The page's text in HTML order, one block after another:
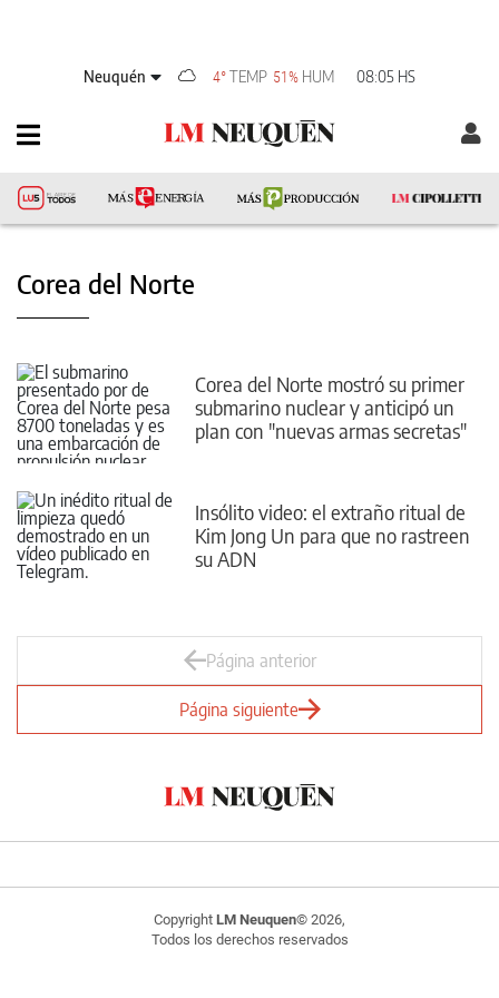
Neuquén 4°TEMP 51% HUM 08:05 HS
Corea del Norte
Corea del Norte mostró su primer
submarino nuclear y anticipó un
plan con "nuevas armas secretas"
Insólito video: el extraño ritual de
Kim Jong Un para que no rastreen
su ADN
Página anterior
Página siguiente
Copyright LM Neuquen© 2026,
Todos los derechos reservados